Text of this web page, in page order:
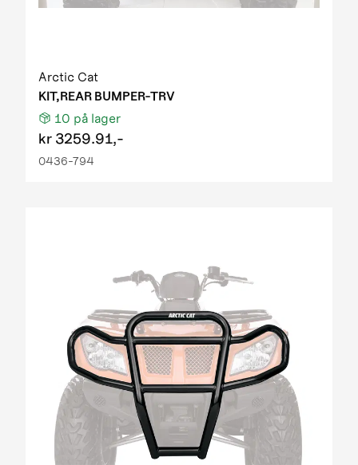
Arctic Cat
KIT,REAR BUMPER-TRV
10 på lager
kr 3259.91,-
0436-794